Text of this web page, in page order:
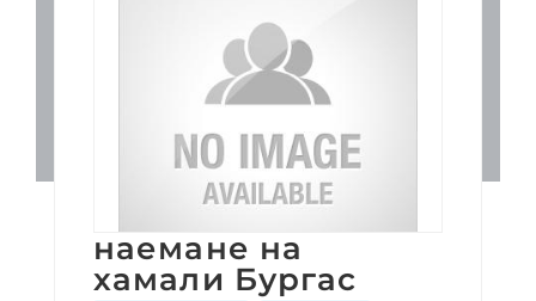
Junta Local Desarrollo
Adiestramientos
наемане на
хамали Бургас